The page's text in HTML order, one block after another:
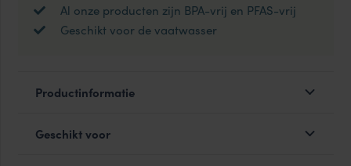
Al onze producten zijn BPA-vrij en PFAS-vrij
Geschikt voor de vaatwasser
Productinformatie
Geschikt voor